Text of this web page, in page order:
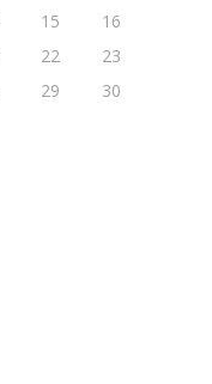
15
16
22
23
29
30